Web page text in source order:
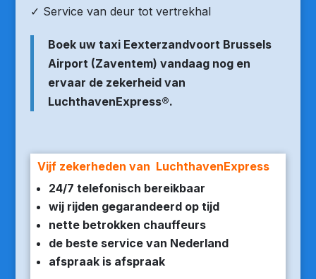
✓ Service van deur tot vertrekhal
Boek uw taxi Eexterzandvoort Brussels
Airport (Zaventem) vandaag nog en
ervaar de zekerheid van
LuchthavenExpress®.
Vijf zekerheden van LuchthavenExpress
24/7 telefonisch bereikbaar
wij rijden gegarandeerd op tijd
nette betrokken chauffeurs
de beste service van Nederland
afspraak is afspraak